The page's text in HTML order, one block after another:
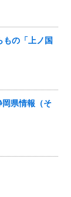
もの「上ノ国
岡県情報（そ